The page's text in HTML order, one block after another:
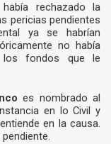
rechazado la
pericias pendientes
ya se habrían
no había
los fondos que le
es nombrado al
en lo Civil y
en la causa.